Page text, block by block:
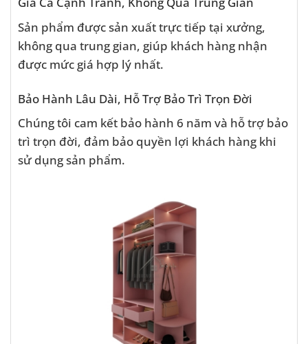
Sản phẩm được sản xuất trực tiếp tại xưởng,
không qua trung gian, giúp khách hàng nhận
được mức giá hợp lý nhất.
Bảo Hành Lâu Dài, Hỗ Trợ Bảo Trì Trọn Đời
Chúng tôi cam kết bảo hành 6 năm và hỗ trợ bảo
trì trọn đời, đảm bảo quyền lợi khách hàng khi
sử dụng sản phẩm.